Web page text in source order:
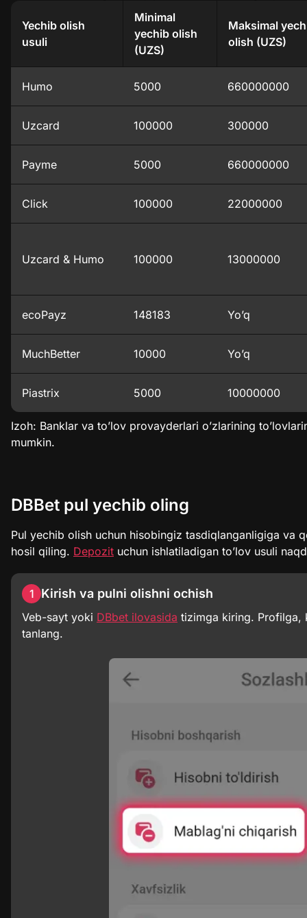
Yechib olish
usuli
Minimal
yechib olish
(UZS)
Maksimal
olish (UZS)
Humo 5000 660000000
Uzcard 100000 300000
Payme 5000 660000000
Click 100000 22000000
Uzcard & Humo 100000 13000000
ecoPayz 148183 Yo’q
MuchBetter 10000 Yo’q
Piastrix 5000 10000000
Izoh: Banklar va to’lov provayderlari o’zlarining
mumkin.
DBBet pul yechib oling
Pul yechib olish uchun hisobingiz tasdiqlanganligiga va
hosil qiling. Depozit uchun ishlatiladigan to’lov usuli
1 Kirish va pulni olishni ochish
Veb-sayt yoki DBbet ilovasida tizimga kiring. Profilga,
tanlang.